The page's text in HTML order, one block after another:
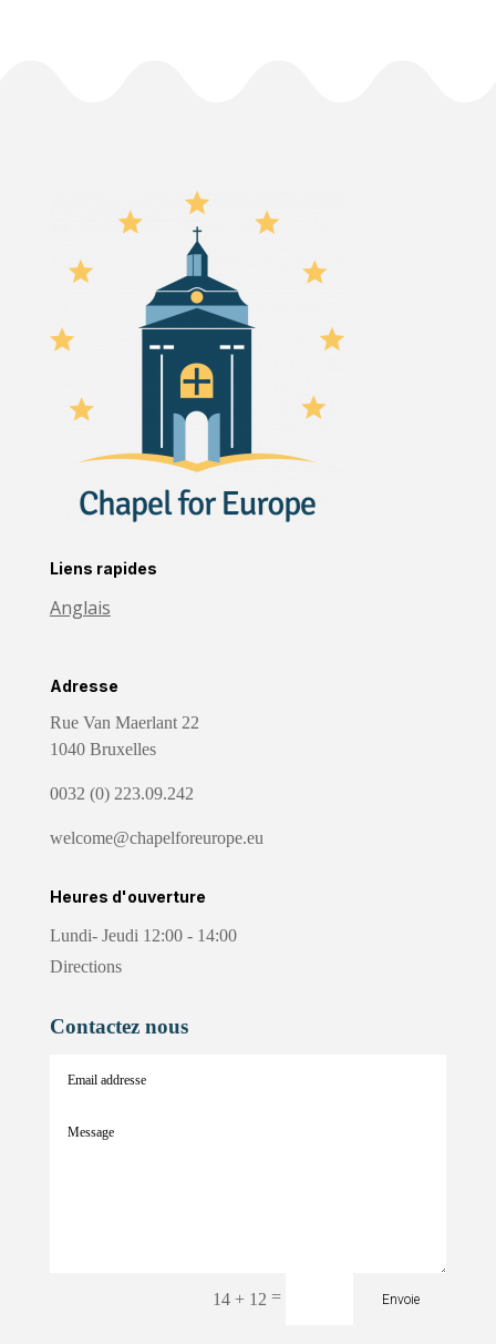
Liens rapides
Anglais
Adresse
Rue Van Maerlant 22
1040 Bruxelles
0032 (0) 223.09.242
welcome@chapelforeurope.eu
Heures d'ouverture
Lundi- Jeudi 12:00 - 14:00
Directions
Contactez nous
14 + 12 = Envoie